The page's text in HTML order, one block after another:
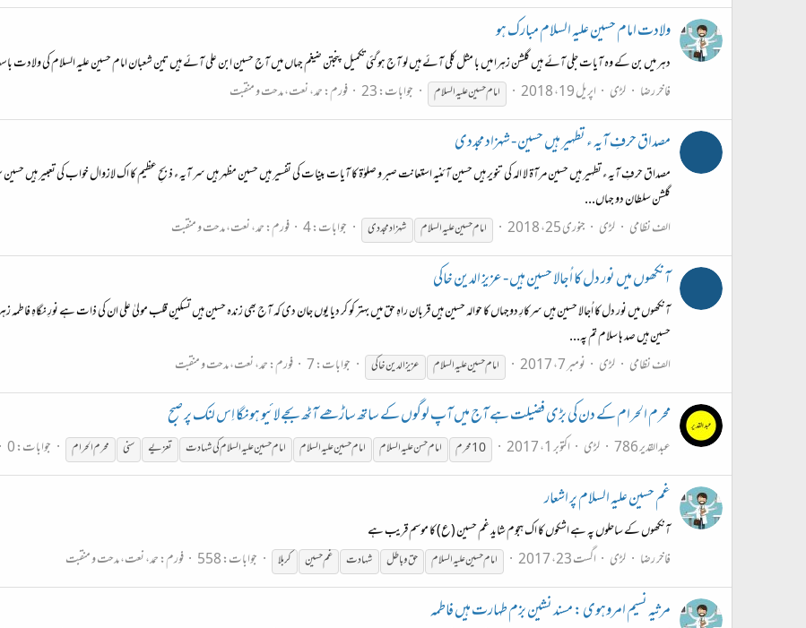
ولادت امام حسین علیہ السلام مبارک ہو
دہر میں بن کے وہ آیات جلی آئے ہیں گلشن زہرا میں با مثل کلی آئے ہیں لو آج ہوگئی تکمیل پنجتن ضیغم جہاں میں آج حسین ابن علی آئے ہیں تین شعبان امام حسین علیہ السلام کی ولادت
فاخر رضا
لڑی اپریل 19، 2018 امامحسینعلیہالسلام جوابات: 23 فورم:حمد، نعت، مدحت و منقبت
مصداق حرفِ آیہ ء تطہیر ہیں حسین - شہزاد مجددی
مصداق حرفِ آیہ ء تطہیر ہیں حسین مرآۃ لا الہ کی تنویر ہیں حسین آئنیہ استعانت صبر و صلوٰۃ کا آیات بینات کی تفسیر ہیں حسین مظہر ہیں سر آیہ ء ذبحِ عظیم کا اک لازوال خواب کی تعبیر
گلشن سلطان دو جہاں...
الف نظامی
لڑی جنوری 25، 2018 امامحسینعلیہالسلام شہزاد مجددی جوابات: 4 فورم:حمد، نعت، مدحت و منقبت
آنکھوں میں نور دل کا اُجالا حسین ہیں - عزیز الدین خاکی
آنکھوں میں نور دل کا اُجالا حسین ہیں سرکارِ دوجہاں کا حوالہ حسین ہیں قربان راہِ حق میں بہتر کو کر دیا یوں جان دی کہ آج بھی زندہ حسین ہیں تسکینِ قلب مولیٰ علی ان کی ذات ہے نورِ
حسین ہیں صد ہا سلام تم پہ...
الف نظامی
لڑی نومبر 7، 2017 امامحسینعلیہالسلام عزیز الدین خاکی جوابات: 7 فورم:حمد، نعت، مدحت و منقبت
محرم الحرام کے دن کی بڑی فضیلت ہے آج میں آپ لوگوں کے ساتھ ساڑھے آٹھ بجے لائیو ہونگا اِس لنک پر صبح
عبدالقدیر 786 لڑی اکتوبر 1، 2017 10 محرم امامحسنعلیہالسلام امامحسینعلیہالسلام امامحسینعلیہالسلامکی شہادت تعزیے سنی محرم الحرام جوابات: 0
غم حسین علیہ السلام پر اشعار
آنکھوں کے ساحلوں پہ ہے اشکوں کا اک ہجوم شاید غم حسین (ع) کا موسم قریب ہے
فاخر رضا
لڑی اگست 23، 2017 امامحسینعلیہالسلام حق و باطل شہادت غمحسین کربلا جوابات: 558 فورم:حمد، نعت، مدحت و منقبت
مرثیہ نسیم امروہوی : مسند نشین بزم طہارت ہیں فاطمہ